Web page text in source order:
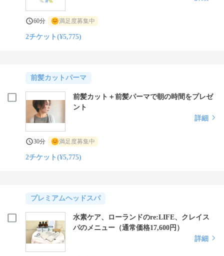
60分 満足度募集中
2チケット(¥5,775)
前髪カットパーマ
前髪カット＋前髪パーマで朝の時間をプレゼ
ント
詳細
30分 満足度募集中
2チケット(¥5,775)
プレミアムヘッドスパ
水素ケア、ローランドのre:LIFE、クレイス
パのメニュー（通常価格17,600円）
詳細